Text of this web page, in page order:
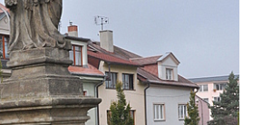
Ferrerského na
v Českých
na nádvoří